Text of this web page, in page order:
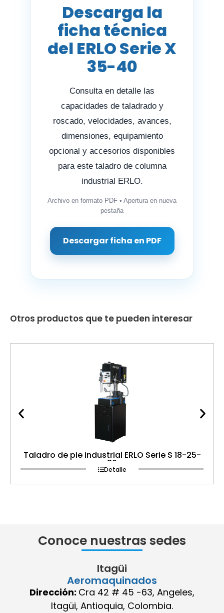
Descarga la
ficha técnica
del ERLO Serie X
35-40
Consulta en detalle las
capacidades de taladrado y
roscado, velocidades, avances,
dimensiones, equipamiento
opcional y accesorios disponibles
para este taladro de columna
industrial ERLO.
Archivo en formato PDF • Apertura en nueva
pestaña
Descargar ficha en PDF
Otros productos que te pueden interesar
Taladro de pie industrial ERLO Serie S 18-25-
30
Detalle
Conoce nuestras sedes
Itagüi
Aeromaquinados
Dirección: Cra 42 # 45 -63, Angeles,
Itagüi, Antioquia, Colombia.